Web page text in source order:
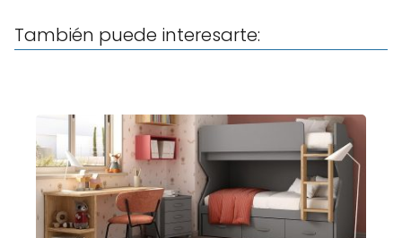
También puede interesarte: